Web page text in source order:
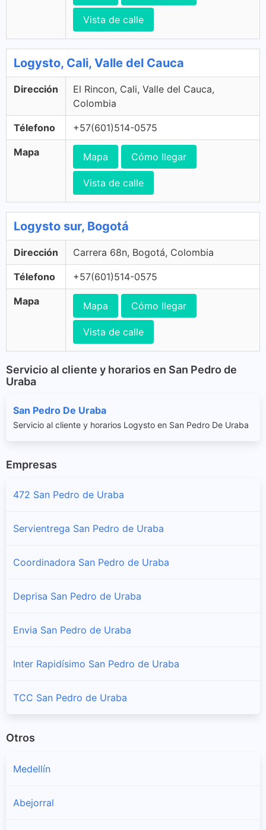
Vista de calle
Logysto, Cali, Valle del Cauca
Dirección
El Rincon, Cali, Valle del Cauca,
Colombia
Télefono +57(601)514-0575
Mapa Mapa Cómo llegar
Vista de calle
Logysto sur, Bogotá
Dirección Carrera 68n, Bogotá, Colombia
Télefono +57(601)514-0575
Mapa Mapa Cómo llegar
Vista de calle
Servicio al cliente y horarios en San Pedro de
Uraba
San Pedro De Uraba
Servicio al cliente y horarios Logysto en San Pedro De Uraba
Empresas
472 San Pedro de Uraba
Servientrega San Pedro de Uraba
Coordinadora San Pedro de Uraba
Deprisa San Pedro de Uraba
Envia San Pedro de Uraba
Inter Rapidísimo San Pedro de Uraba
TCC San Pedro de Uraba
Otros
Medellín
Abejorral